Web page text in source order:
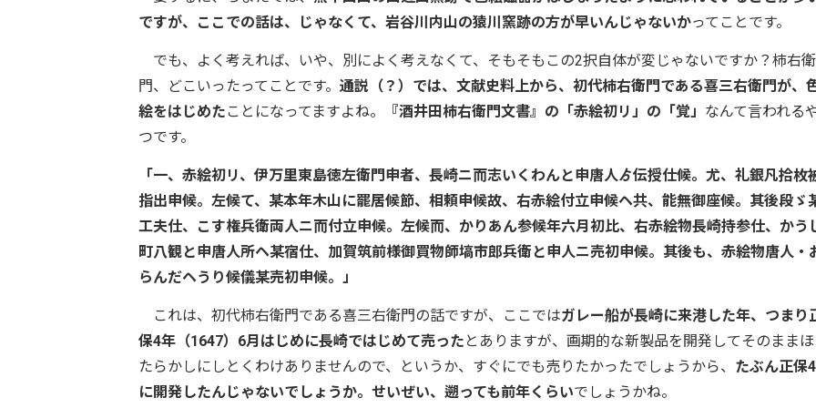
ですが、ここでの話は、じゃなくて、岩谷川内山の猿川窯跡の方が早いんじゃないかってことです。
でも、よく考えれば、いや、別によく考えなくて、そもそもこの2択自体が変じゃないですか？柿右衛
門、どこいったってことです。 通説（？）では、文献史料上から、初代柿右衛門である喜三右衛門が、
絵をはじめた ことになってますよね。 『酒井田柿右衛門文書』の「赤絵初リ」の「覚」 なんて言われる
つです。
「一、赤絵初リ、伊万里東島徳左衛門申者、長崎ニ而志いくわんと申唐人ゟ伝授仕候。尤、礼銀凡拾枚
指出申候。左候て、某本年木山に罷居候節、相頼申候故、右赤絵付立申候ヘ共、能無御座候。其後段ゞ
工夫仕、こす権兵衛両人ニ而付立申候。左候而、かりあん参候年六月初比、右赤絵物長崎持参仕、かう
町八観と申唐人所ヘ某宿仕、加賀筑前様御買物師塙市郎兵衛と申人ニ売初申候。其後も、赤絵物唐人・
らんだヘうり候儀某売初申候。」
これは、初代柿右衛門である喜三右衛門の話ですが、ここではガレー船が長崎に来港した年、つまり
保4年（1647）6月はじめに長崎ではじめて売った とありますが、画期的な新製品を開発してそのまま
たらかしにしとくわけありませんので、というか、すぐにでも売りたかったでしょうから、 たぶん正保
に開発したんじゃないでしょうか。せいぜい、遡っても前年くらいでしょうかね。